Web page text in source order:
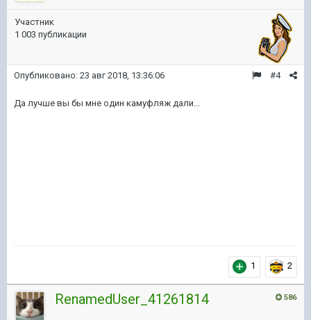
Участник
1 003 публикации
#4
Опубликовано: 23 авг 2018, 13:36:06
Да лучше вы бы мне один камуфляж дали...
1 2
586
RenamedUser_41261814